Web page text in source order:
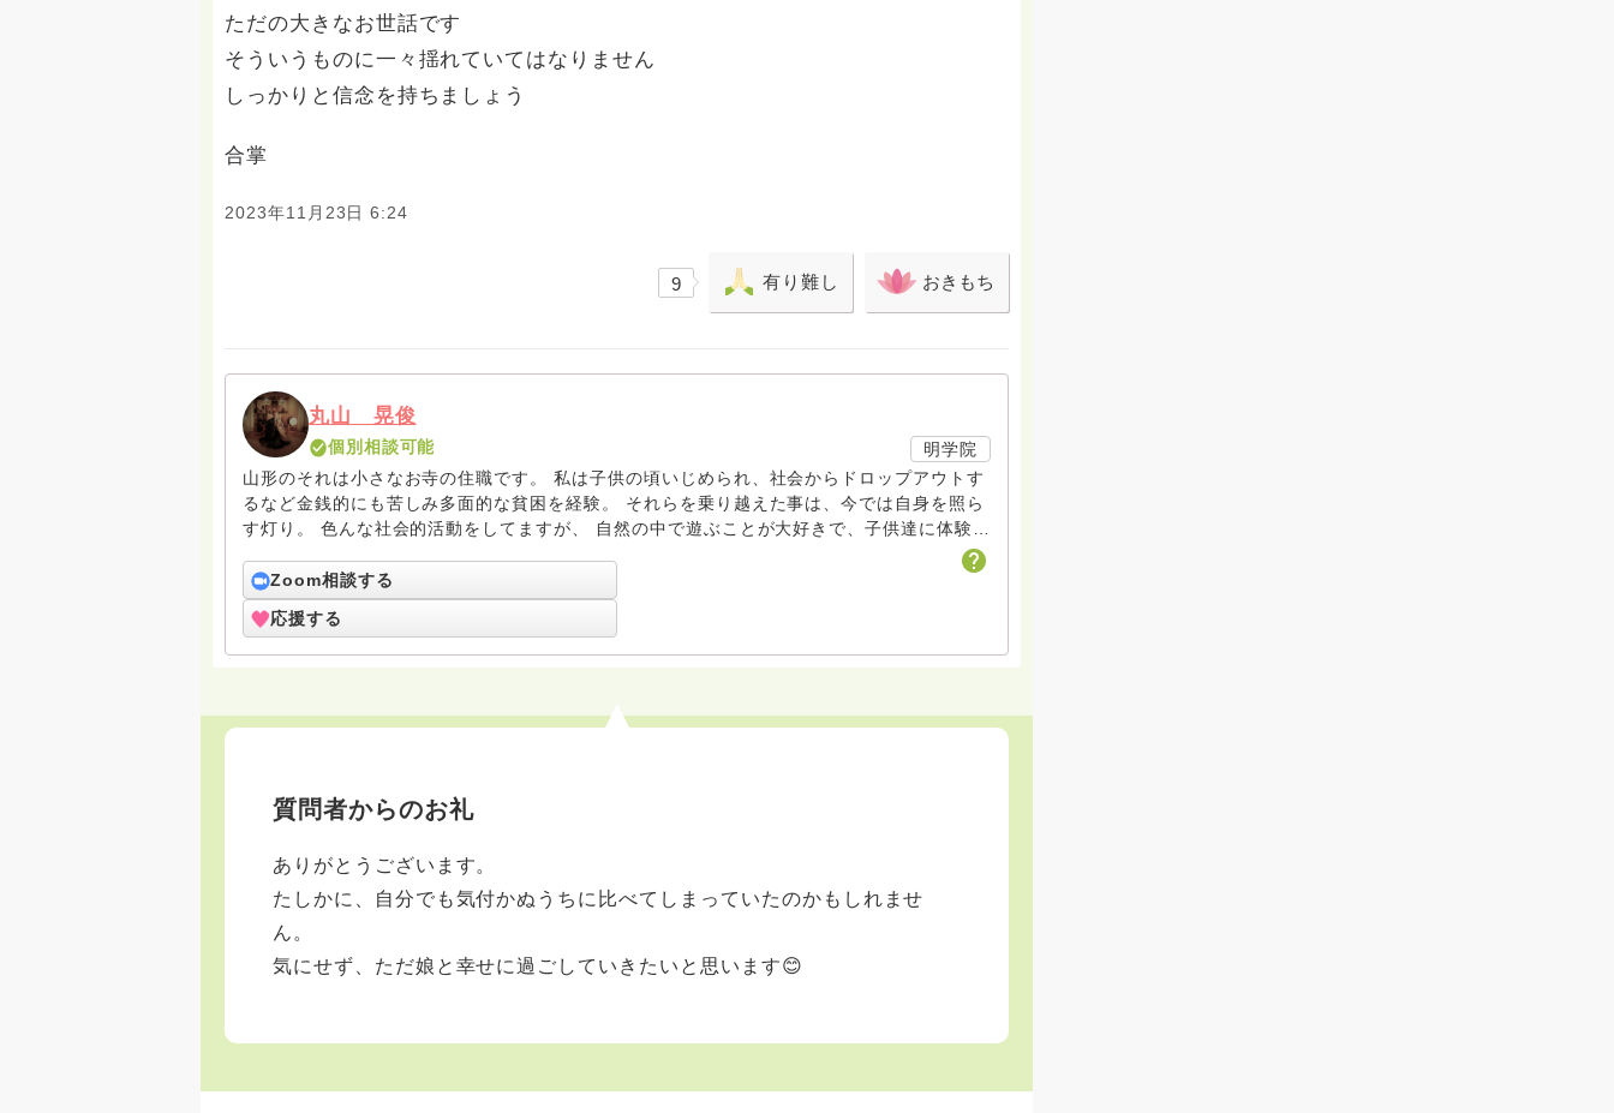
ただの大きなお世話です
そういうものに一々揺れていてはなりません
しっかりと信念を持ちましょう
合掌
2023年11月23日 6:24
9 有り難し おきもち
丸山 晃俊
個別相談可能
明学院
山形のそれは小さなお寺の住職です。 私は子供の頃いじめられ、社会からドロップアウトす
るなど金銭的にも苦しみ多面的な貧困を経験。 それらを乗り越えた事は、今では自身を照ら
す灯り。 色んな社会的活動をしてますが、 自然の中で遊ぶことが大好きで、子供達に体験活
動やイベント、木工教室などを催しております。 お寺では草花葬墓地などの永代供養も宗派
問わずお迎えしております。
Zoom相談する
応援する
質問者からのお礼
ありがとうございます。
たしかに、自分でも気付かぬうちに比べてしまっていたのかもしれませ
ん。
気にせず、ただ娘と幸せに過ごしていきたいと思います😊